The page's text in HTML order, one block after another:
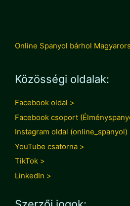
Online Spanyol bárhol
Közösségi oldalak:
Facebook oldal >
Facebook csoport
Instagram oldal (online_spanyol)
YouTube csatorna >
TikTok >
LinkedIn >